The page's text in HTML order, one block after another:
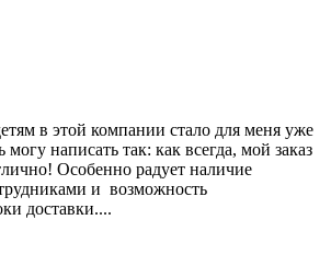
в этой компании стало для меня уже
написать так: как всегда, мой заказ
Особенно радует наличие
и возможность
доставки....